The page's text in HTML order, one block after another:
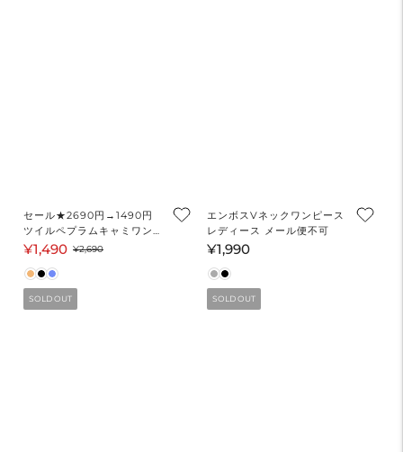
セール★2690円→1490円
ツイルペプラムキャミワンピ
ース レディース メール便不
¥1,490 セ
ル
価
通
価
格
¥2,690
SOLD OUT
エンボスVネックワンピース
レディース メール便不可
通
常
価
格
¥1,990
SOLD OUT